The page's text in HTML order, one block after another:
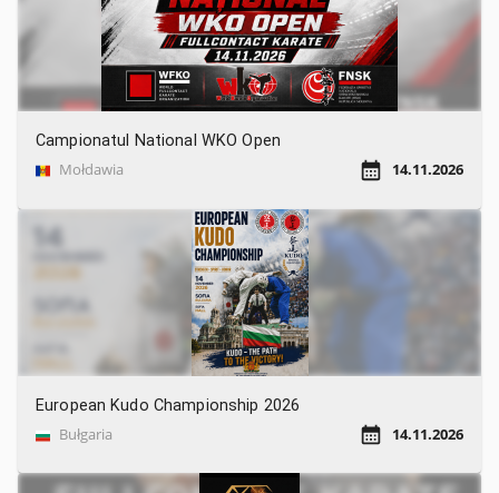
Campionatul National WKO Open
Mołdawia 14.11.2026
European Kudo Championship 2026
Bułgaria 14.11.2026